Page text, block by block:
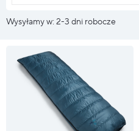
Wysyłamy w: 2-3 dni robocze